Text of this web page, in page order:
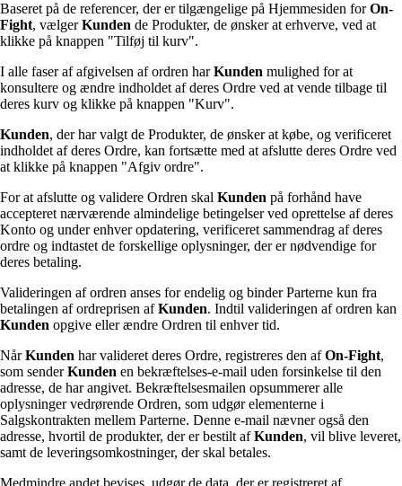
Baseret på de referencer, der er tilgængelige på Hjemmesiden forOn-
Fight, vælgerKunden de Produkter, de ønsker at erhverve, ved at
klikke på knappen "Tilføj til kurv".
I alle faser af afgivelsen af ordren harKunden mulighed for at
konsultere og ændre indholdet af deres Ordre ved at vende tilbage til
deres kurv og klikke på knappen "Kurv".
Kunden, der har valgt de Produkter, de ønsker at købe, og verificeret
indholdet af deres Ordre, kan fortsætte med at afslutte deres Ordre ved
at klikke på knappen "Afgiv ordre".
For at afslutte og validere Ordren skal Kunden på forhånd have
accepteret nærværende almindelige betingelser ved oprettelse af deres
Konto og under enhver opdatering, verificeret sammendrag af deres
ordre og indtastet de forskellige oplysninger, der er nødvendige for
deres betaling.
Valideringen af ordren anses for endelig og binder Parterne kun fra
betalingen af ordreprisen afKunden. Indtil valideringen af ordren kan
Kunden opgive eller ændre Ordren til enhver tid.
NårKunden har valideret deres Ordre, registreres den afOn-Fight,
som senderKunden en bekræftelses-e-mail uden forsinkelse til den
adresse, de har angivet. Bekræftelsesmailen opsummerer alle
oplysninger vedrørende Ordren, som udgør elementerne i
Salgskontrakten mellem Parterne. Denne e-mail nævner også den
adresse, hvortil de produkter, der er bestilt afKunden, vil blive leveret,
samt de leveringsomkostninger, der skal betales.